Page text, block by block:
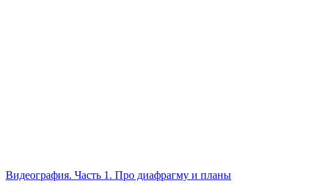
Видеография. Часть 1. Про диафрагму и планы